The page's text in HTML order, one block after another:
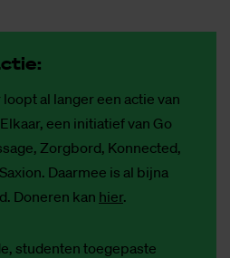
al langer een actie van
een initiatief van Go
Zorgbord, Konnected,
Daarmee is al bijna
Doneren kan hier.
studenten toegepaste